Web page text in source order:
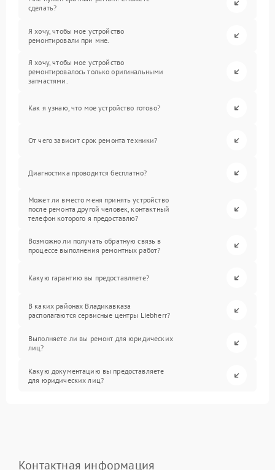
сделать?
Я хочу, чтобы мое устройство
ремонтировали при мне.
Я хочу, чтобы мое устройство
ремонтировалось только оригинальными
запчастями.
Как я узнаю, что мое устройство готово?
От чего зависит срок ремонта техники?
Диагностика проводится бесплатно?
Может ли вместо меня принять устройство
после ремонта другой человек, контактный
телефон которого я предоставлю?
Возможно ли получать обратную связь в
процессе выполнения ремонтных работ?
Какую гарантию вы предоставляете?
В каких районах Владикавказа
располагаются сервисные центры Liebherr?
Выполняете ли вы ремонт для юридических
лиц?
Какую документацию вы предоставляете
для юридических лиц?
Контактная информация